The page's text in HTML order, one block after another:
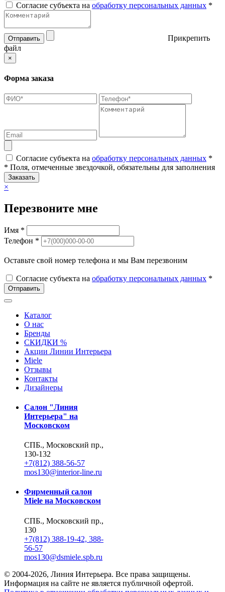
Согласие субъекта на обработку персональных данных *
Отправить
Прикрепить
файл
×
Форма заказа
Согласие субъекта на обработку персональных данных *
* Поля, отмеченные звездочкой, обязательны для заполнения
Заказать
×
Перезвоните мне
Имя *
Телефон *
Оставьте свой номер телефона и мы Вам перезвоним
Согласие субъекта на обработку персональных данных *
Отправить
Каталог
О нас
Бренды
СКИДКИ %
Акции Линии Интерьера
Miele
Отзывы
Контакты
Дизайнеры
Салон "Линия
Интерьера" на
Московском
СПБ., Московский пр.,
130-132
+7(812) 388-56-57
mos130@interior-line.ru
Фирменный салон
Miele на Московском
СПБ., Московский пр.,
130
+7(812) 388-19-42, 388-
56-57
mos130@dsmiele.spb.ru
© 2004-2026, Линия Интерьера. Все права защищены.
Информация на сайте не является публичной офертой.